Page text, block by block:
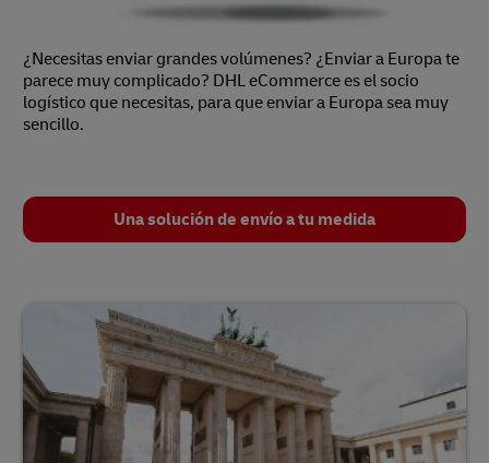
¿Necesitas enviar grandes volúmenes? ¿Enviar a Europa te
parece muy complicado? DHL eCommerce es el socio
logístico que necesitas, para que enviar a Europa sea muy
sencillo.
Una solución de envío a tu medida